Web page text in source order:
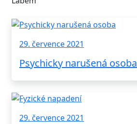
29. července 2021
Psychicky narušená osoba
29. července 2021